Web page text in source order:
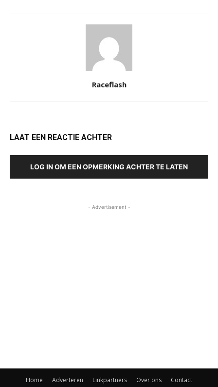
Raceflash
LAAT EEN REACTIE ACHTER
LOG IN OM EEN OPMERKING ACHTER TE LATEN
- Advertisement -
Home Adverteren Linkpartners Over ons Contact